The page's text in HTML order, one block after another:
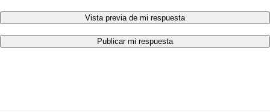
Vista previa de mi respuesta
Publicar mi respuesta